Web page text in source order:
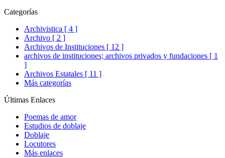
Categorías
Archivistica [ 4 ]
Archivo [ 2 ]
Archivos de Instituciones [ 12 ]
archivos de instituciones; archivos privados y fundaciones [ 1
]
Archivos Estatales [ 11 ]
Más categorías
Últimas Enlaces
Poemas de amor
Estudios de doblaje
Doblaje
Locutores
Más enlaces